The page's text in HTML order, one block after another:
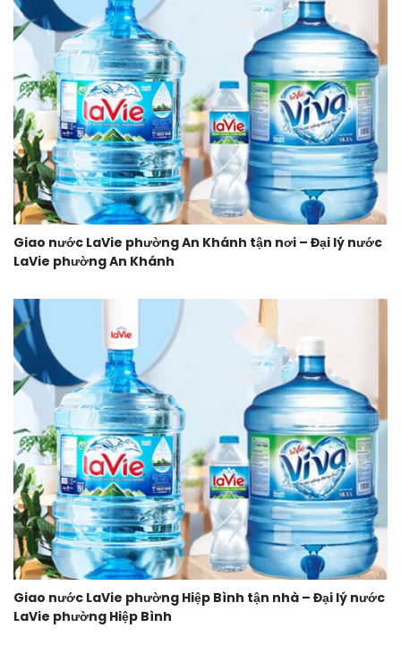
Giao nước LaVie phường An Khánh tận nơi – Đại lý nước
LaVie phường An Khánh
Giao nước LaVie phường Hiệp Bình tận nhà – Đại lý nước
LaVie phường Hiệp Bình